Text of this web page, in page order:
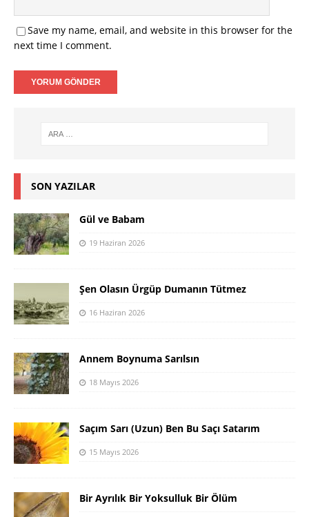
Save my name, email, and website in this browser for the
next time I comment.
SON YAZILAR
Gül ve Babam
19 Haziran 2026
Şen Olasın Ürgüp Dumanın Tütmez
16 Haziran 2026
Annem Boynuma Sarılsın
18 Mayıs 2026
Saçım Sarı (Uzun) Ben Bu Saçı Satarım
15 Mayıs 2026
Bir Ayrılık Bir Yoksulluk Bir Ölüm